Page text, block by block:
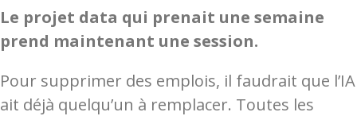
Le projet data qui prenait une semaine
prend maintenant une session.
Pour supprimer des emplois, il faudrait que l’IA
ait déjà quelqu’un à remplacer. Toutes les